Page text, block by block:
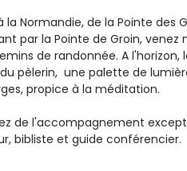
la Normandie, de la Pointe des
par la Pointe de Groin, venez
de randonnée. A l'horizon,
pèlerin, une palette de
propice à la méditation.
de l'accompagnement
bibliste et guide conférencier.